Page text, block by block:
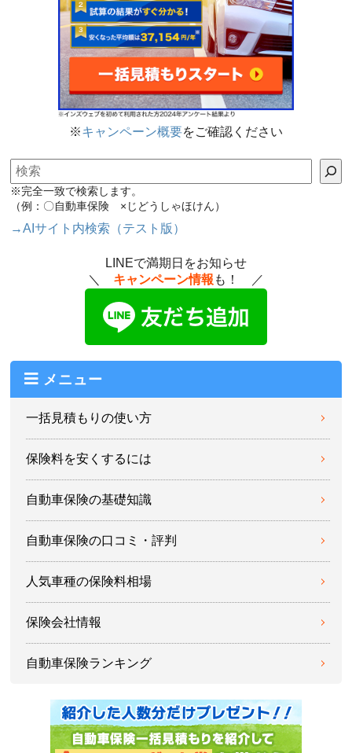
※キャンペーン概要をご確認ください
検索
※完全一致で検索します。
（例：〇自動車保険 ×じどうしゃほけん）
→AIサイト内検索（テスト版）
LINEで満期日をお知らせ
＼ キャンペーン情報 も！ ／
メニュー
一括見積もりの使い方
保険料を安くするには
自動車保険の基礎知識
自動車保険の口コミ・評判
人気車種の保険料相場
保険会社情報
自動車保険ランキング